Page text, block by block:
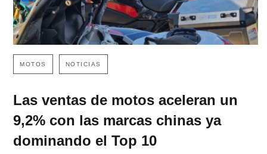
MOTOS NOTICIAS
Las ventas de motos aceleran un
9,2% con las marcas chinas ya
dominando el Top 10